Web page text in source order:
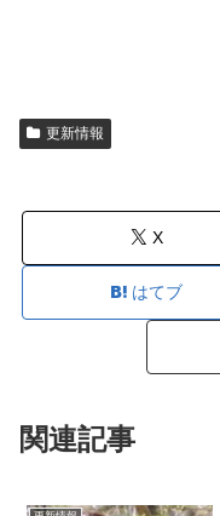
更新情報
X
はてブ
関連記事